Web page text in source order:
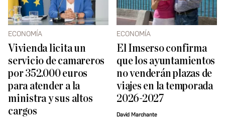
ECONOMÍA
Vivienda licita un
servicio de camareros
por 352.000 euros
para atender a la
ministra y sus altos
cargos
ECONOMÍA
El Imserso confirma
que los ayuntamientos
no venderán plazas de
viajes en la temporada
2026-2027
David Marchante